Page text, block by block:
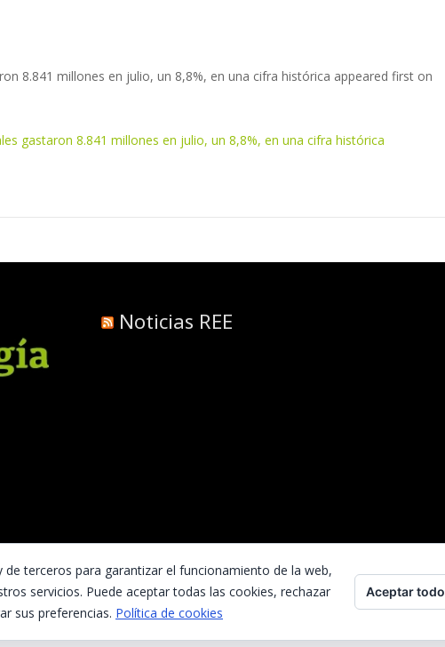
8.841 millones en julio, un 8,8%, en una cifra histórica appeared first on
gastaron 8.841 millones en julio, un 8,8%, en una cifra histórica
Noticias REE
Inicio Contacta con nosotros
terceros para garantizar el funcionamiento de la web,
servicios. Puede aceptar todas las cookies, rechazar
sus preferencias. Política de cookies
Aceptar todo